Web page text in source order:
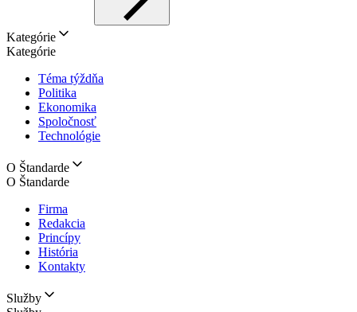
Kategórie
Kategórie
Téma týždňa
Politika
Ekonomika
Spoločnosť
Technológie
O Štandarde
O Štandarde
Firma
Redakcia
Princípy
História
Kontakty
Služby